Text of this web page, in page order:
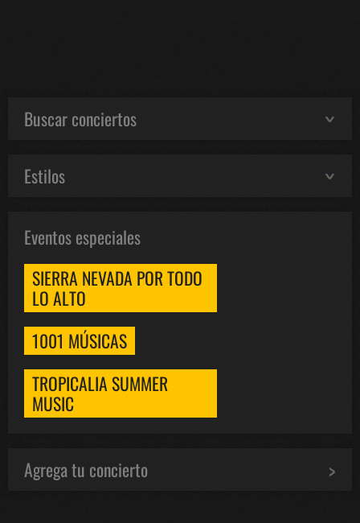
Buscar conciertos
Estilos
Eventos especiales
SIERRA NEVADA POR TODO
LO ALTO
1001 MÚSICAS
TROPICALIA SUMMER
MUSIC
Agrega tu concierto